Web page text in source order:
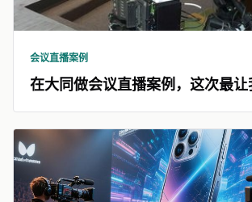
会议直播案例
在大同做会议直播案例，这次最